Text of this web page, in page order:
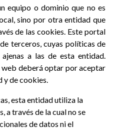
equipo o dominio que no es
sino por otra entidad que
de las cookies. Este portal
terceros, cuyas políticas de
a las de esta entidad.
deberá optar por aceptar
y de cookies.
esta entidad utiliza la
través de la cual no se
de datos ni el